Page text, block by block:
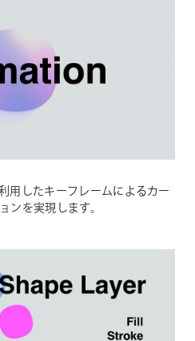
用したキーフレームによるカー
ンを実現します。